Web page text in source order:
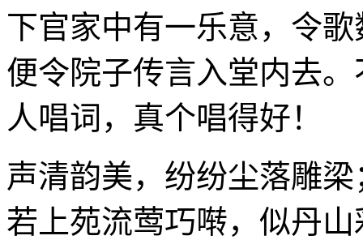
下官家中有一乐意，令
便令院子传言入堂内去
人唱词，真个唱得好！
声清韵美，纷纷尘落雕
若上苑流莺巧啭，似丹